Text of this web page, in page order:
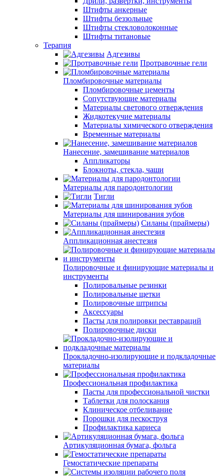
Штифты анкерные
Штифты беззольные
Штифты стекловолоконные
Штифты титановые
Терапия
Адгезивы
Протравочные гели
Пломбировочные материалы
Пломбировочные цементы
Сопутствующие материалы
Материалы светового отверждения
Жидкотекучие материалы
Материалы химического отверждения
Временные материалы
Нанесение, замешивание материалов
Аппликаторы
Блокноты, стекла, чаши
Материалы для пародонтологии
Тигли
Материалы для шинирования зубов
Силаны (праймеры)
Аппликационная анестезия
Полировочные и финирующие материалы и
инструменты
Полировальные резинки
Полировальные щетки
Полировочные штрипсы
Аксессуары
Пасты для полировки реставраций
Полировочные диски
Прокладочно-изолирующие и подкладочные
материалы
Профессиональная профилактика
Пасты для профессиональной чистки
Таблетки для полоскания
Клиническое отбеливание
Порошки для пескоструя
Профилактика кариеса
Артикуляционная бумага, фольга
Гемостатические препараты